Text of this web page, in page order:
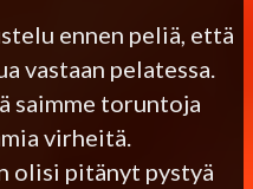
ennen peliä, että
vastaan pelatessa.
saimme toruntoja
virheitä.
olisi pitänyt pystyä